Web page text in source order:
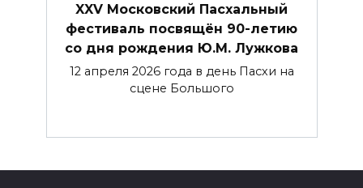
XXV Московский Пасхальный
фестиваль посвящён 90-летию
со дня рождения Ю.М. Лужкова
12 апреля 2026 года в день Пасхи на
сцене Большого